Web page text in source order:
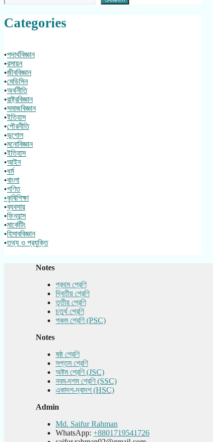
Categories
•পদার্থবিজ্ঞান
•রসায়ন
•জীববিজ্ঞান
•মেডিসিন
•অর্থনীতি
•রাষ্ট্রবিজ্ঞান
•সমাজবিজ্ঞান
•ইতিহাস
•পৌরনীতি
•ভূগোল
•মনোবিজ্ঞান
•ইতিহাস
•আইন
•ধর্ম
•বাংলা
•গণিত
•কৃষিশিক্ষা
•ব্যবসায়
•ফিন্যান্স
•মার্কেটিং
•হিসাববিজ্ঞান
•তথ্য ও প্রযুক্তি
Notes
প্রথম শ্রেণি
দ্বিতীয় শ্রেণি
তৃতীয় শ্রেণি
চতুর্থ শ্রেণি
পঞ্চম শ্রেণি (PSC)
Notes
ষষ্ঠ শ্রেণি
সপ্তম শ্রেণি
অষ্টম শ্রেণি (JSC)
নবম-দশম শ্রেণি (SSC)
একাদশ-দ্বাদশ (HSC)
Admin
Md. Saifur Rahman
WhatsApp: +8801719541726